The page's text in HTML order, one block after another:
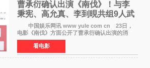
曹承衍确认出演《南伐》！与李
秉宪、高允真、李到晛共组9人武
士团
中国娱乐网讯 www yule com cn 23日，
电影《南伐》方面公开了曹承衍确认出演的消
息。通过歌手活动展现出独特色彩的曹承衍将在
片中饰演拥有出色弓箭技术的弓箭手，他将在这
一历史动作大片中展
看电影